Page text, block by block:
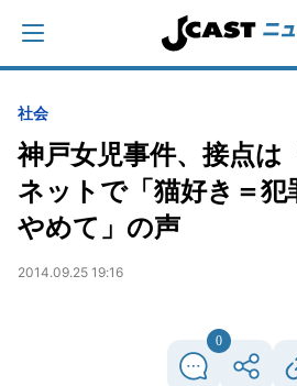
社会
神戸女児事件、接点
ネットで「猫好き＝犯
やめて」の声
2014.09.25 19:16
0